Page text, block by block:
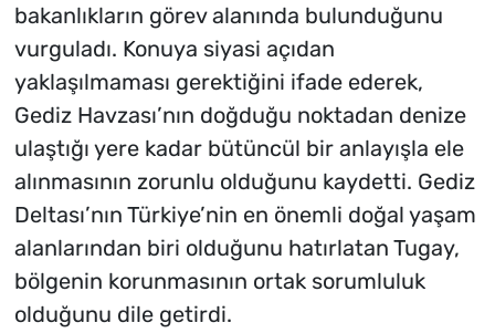
bakanlıkların görev alanında bulunduğunu
vurguladı. Konuya siyasi açıdan
yaklaşılmaması gerektiğini ifade ederek,
Gediz Havzası’nın doğduğu noktadan denize
ulaştığı yere kadar bütüncül bir anlayışla ele
alınmasının zorunlu olduğunu kaydetti. Gediz
Deltası’nın Türkiye’nin en önemli doğal yaşam
alanlarından biri olduğunu hatırlatan Tugay,
bölgenin korunmasının ortak sorumluluk
olduğunu dile getirdi.